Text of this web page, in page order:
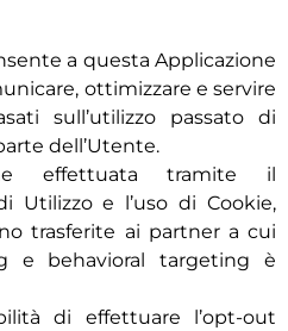
a questa Applicazione
ottimizzare e servire
sull’utilizzo passato di
dell’Utente.
effettuata tramite il
Utilizzo e l’uso di Cookie,
trasferite ai partner a cui
e behavioral targeting è
di effettuare l’opt-out